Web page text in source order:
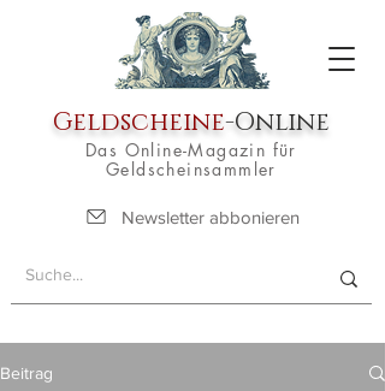
Geldscheine-Online
Das Online-Magazin für
Geldscheinsammler
Newsletter abbonieren
Beitrag